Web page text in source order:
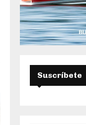
Suscríbete